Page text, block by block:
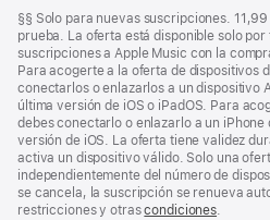
Nota
a
pie
de
página
§§ Solo para nuevas suscripciones.
prueba. La oferta está disponible solo
suscripciones a Apple Music con la
Para acogerte a la oferta de dispositivos
conectarlos o enlazarlos a un dispositivo
última versión de iOS o iPadOS. Para
debes conectarlo o enlazarlo a un iPhone
versión de iOS. La oferta tiene validez
activa un dispositivo válido. Solo una
independientemente del número de
se cancela, la suscripción se renueva
restricciones y otrascondiciones.